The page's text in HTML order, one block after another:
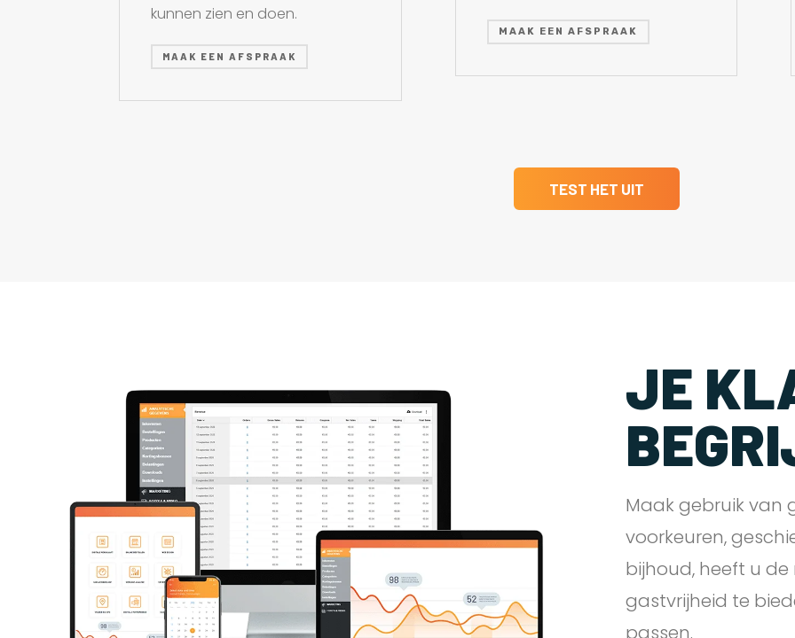
kunnen zien en doen.
MAAK EEN AFSPRAAK
MAAK EEN AFSPRAAK
TEST HET UIT
JE
Maak gebruik van
voorkeuren,
bijhoud, heeft u
gastvrijheid te
passen.